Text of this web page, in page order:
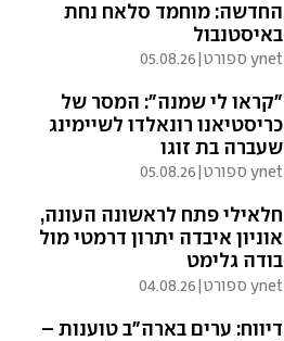
החדשה: מוחמד סלאח נחת
באיסטנבול
ynet ספורט |
05.08.26
"קראו לי שמנה": המסר של
כריסטיאנו רונאלדו לשיימינג
שעברה בת זוגו
ynet ספורט |
05.08.26
חלאילי פתח לראשונה העונה,
אוניון איבדה יתרון דרמטי מול
בודה גלימט
ynet ספורט |
04.08.26
דיווח: ערים בארה"ב טוענות –